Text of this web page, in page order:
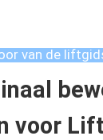
van de
voor